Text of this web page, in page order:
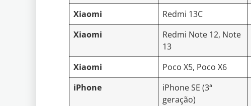
Xiaomi Redmi 13C
Xiaomi
Redmi Note 12, Note
13
Xiaomi Poco X5, Poco X6
iPhone
iPhone SE (3ª
geração)